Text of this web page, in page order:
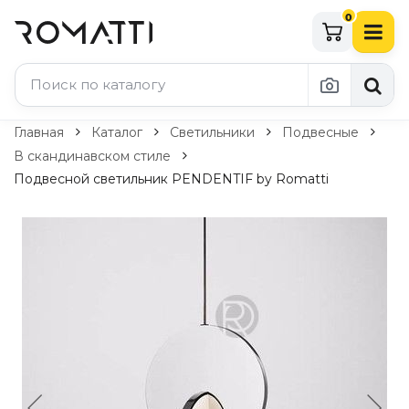
0
Каталог Romatti
Свет и освещение
Уличное освещение
Комплектующие
Главная Каталог Светильники
Подвесные
В скандинавском стиле
Подвесной светильник PENDENTIF by Romatti